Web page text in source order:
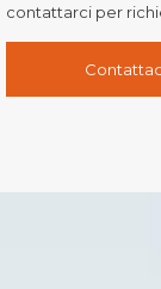
contattarci per